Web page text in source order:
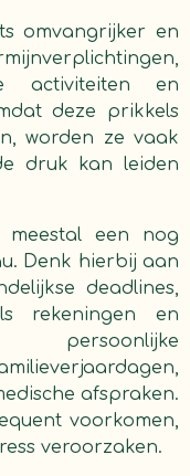
omvangrijker en
activiteiten en
deze prikkels
worden ze vaak
druk kan leiden
meestal een nog
Denk hierbij aan
deadlines,
rekeningen en
afspraken.
voorkomen,
veroorzaken.